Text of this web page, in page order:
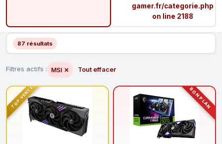
gamer.fr/categorie.php
on line 2188
87 résultats
Filtres actifs : MSI ✕ Tout effacer
TOP VENTE BON PLAN